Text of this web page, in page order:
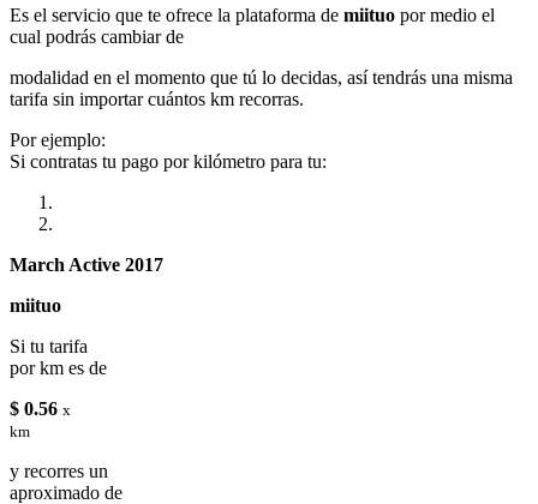
Es el servicio que te ofrece la plataforma de miituo por medio el
cual podrás cambiar de
modalidad en el momento que tú lo decidas, así tendrás una misma
tarifa sin importar cuántos km recorras.
Por ejemplo:
Si contratas tu pago por kilómetro para tu:
March Active 2017
miituo
Si tu tarifa
por km es de
$ 0.56 x
km
y recorres un
aproximado de